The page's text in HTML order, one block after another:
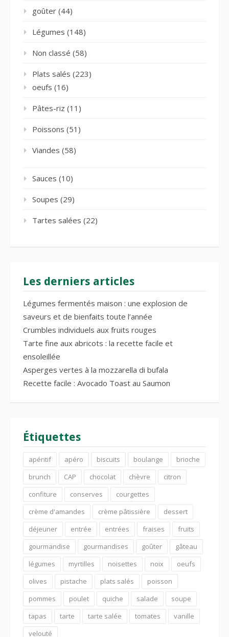
goûter (44)
Légumes (148)
Non classé (58)
Plats salés (223)
oeufs (16)
Pâtes-riz (11)
Poissons (51)
Viandes (58)
Sauces (10)
Soupes (29)
Tartes salées (22)
Les derniers articles
Légumes fermentés maison : une explosion de
saveurs et de bienfaits toute l’année
Crumbles individuels aux fruits rouges
Tarte fine aux abricots : la recette facile et
ensoleillée
Asperges vertes à la mozzarella di bufala
Recette facile : Avocado Toast au Saumon
Étiquettes
apéritif apéro biscuits boulange
brioche
brunch
CAP chocolat chèvre
citron
confiture
conserves
courgettes
crème d'amandes
crème pâtissière
dessert
déjeuner
entrée entrées fraises
fruits
gourmandise
gourmandises goûter
gâteau
légumes
myrtilles noisettes noix
oeufs
olives
pistache plats salés
poisson
pommes
poulet quiche salade
soupe
tapas
tarte tarte salée tomates
vanille
velouté